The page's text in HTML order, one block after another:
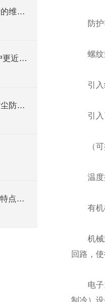
立式防爆操作柱：安全运行的维护与故障排除指南
5P格力防爆空调的配置客户更近客户要求而定制
智驭恶劣环境：探索防水防尘防腐操作箱的非凡守护之旅
LNZ防水防尘操作柱的主要特点和用途
防护等
螺纹规
引入线
引入引
（可按
温度
有机
机械式
回路，
电子式
制冷）